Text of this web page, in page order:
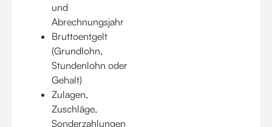
und
Abrechnungsjahr
Bruttoentgelt
(Grundlohn,
Stundenlohn oder
Gehalt)
Zulagen,
Zuschläge,
Sonderzahlungen